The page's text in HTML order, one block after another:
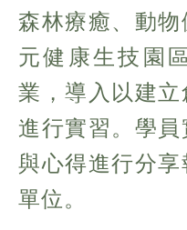
森林療癒、動
元健康生技園
業，導入以建
進行實習。學
與心得進行分
單位。